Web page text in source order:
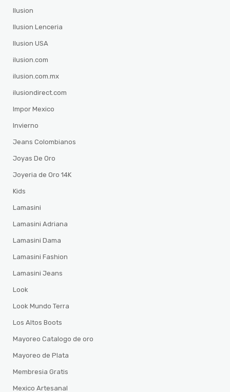
Ilusion
Ilusion Lenceria
Ilusion USA
ilusion.com
ilusion.com.mx
ilusiondirect.com
Impor Mexico
Invierno
Jeans Colombianos
Joyas De Oro
Joyeria de Oro 14K
Kids
Lamasini
Lamasini Adriana
Lamasini Dama
Lamasini Fashion
Lamasini Jeans
Look
Look Mundo Terra
Los Altos Boots
Mayoreo Catalogo de oro
Mayoreo de Plata
Membresia Gratis
Mexico Artesanal